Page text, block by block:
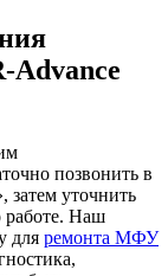
позвонить в
уточнить
работе. Наш
для ремонта МФУ